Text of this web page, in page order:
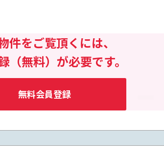
件をご覧頂くには、
（無料）が必要です。
無料会員登録